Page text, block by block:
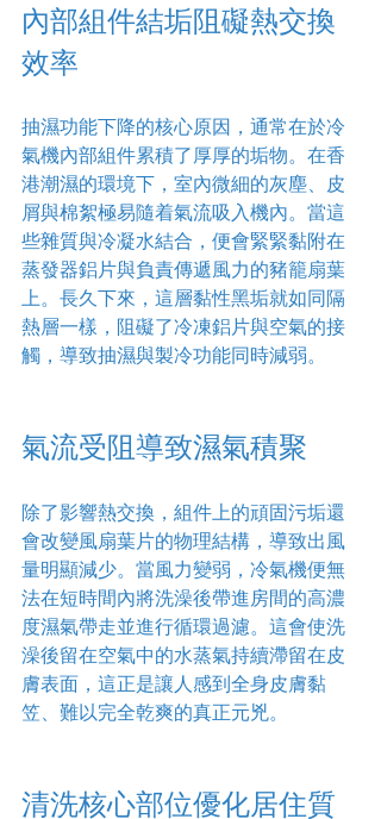
內部組件結垢阻礙熱交換
效率
抽濕功能下降的核心原因，通常在於冷
氣機內部組件累積了厚厚的垢物。在香
港潮濕的環境下，室內微細的灰塵、皮
屑與棉絮極易隨着氣流吸入機內。當這
些雜質與冷凝水結合，便會緊緊黏附在
蒸發器鋁片與負責傳遞風力的豬籠扇葉
上。長久下來，這層黏性黑垢就如同隔
熱層一樣，阻礙了冷凍鋁片與空氣的接
觸，導致抽濕與製冷功能同時減弱。
氣流受阻導致濕氣積聚
除了影響熱交換，組件上的頑固污垢還
會改變風扇葉片的物理結構，導致出風
量明顯減少。當風力變弱，冷氣機便無
法在短時間內將洗澡後帶進房間的高濃
度濕氣帶走並進行循環過濾。這會使洗
澡後留在空氣中的水蒸氣持續滯留在皮
膚表面，這正是讓人感到全身皮膚黏
笠、難以完全乾爽的真正元兇。
清洗核心部位優化居住質